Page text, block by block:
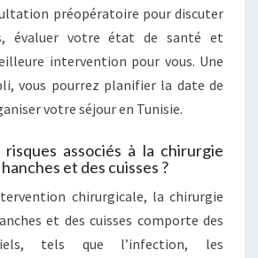
préopératoire pour discuter
évaluer votre état de santé et
intervention pour vous. Une
vous pourrez planifier la date de
votre séjour en Tunisie.
associés à la chirurgie
et des cuisses ?
chirurgicale, la chirurgie
et des cuisses comporte des
tels que l’infection, les